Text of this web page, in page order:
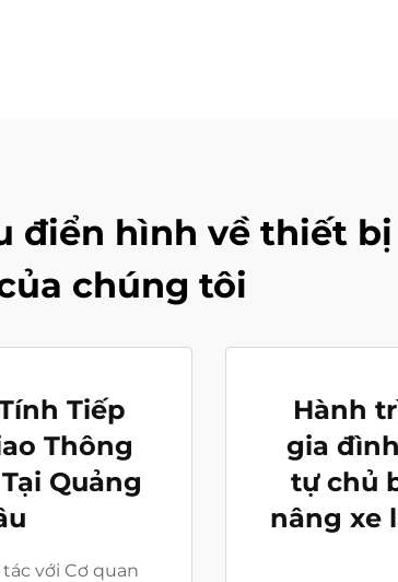
điển hình về thiết
chúng tôi
Tiếp
Thông
Quảng
với Cơ quan
Hành
gia
tự chủ
nâng xe